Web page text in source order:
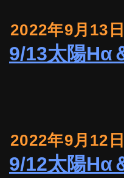
2022年9月13日
9/13太陽Hα
2022年9月12日
9/12太陽Hα